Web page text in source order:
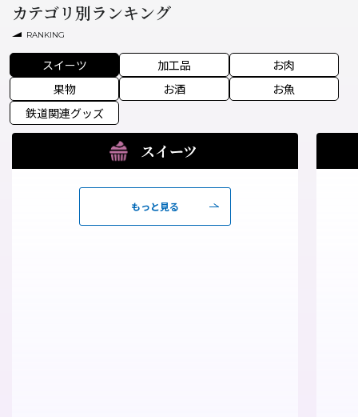
カテゴリ別ランキング
RANKING
スイーツ 加工品
お肉
果物
お酒
お魚
鉄道関連グッズ
スイーツ
もっと見る